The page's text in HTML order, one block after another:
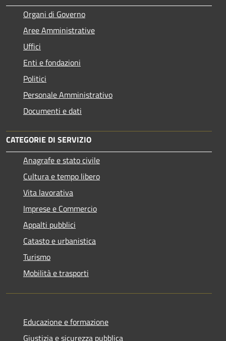
Organi di Governo
Aree Amministrative
Uffici
Enti e fondazioni
Politici
Personale Amministrativo
Documenti e dati
CATEGORIE DI SERVIZIO
Anagrafe e stato civile
Cultura e tempo libero
Vita lavorativa
Imprese e Commercio
Appalti pubblici
Catasto e urbanistica
Turismo
Mobilità e trasporti
Educazione e formazione
Giustizia e sicurezza pubblica